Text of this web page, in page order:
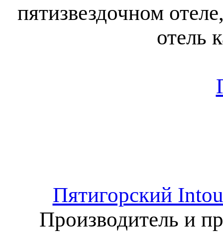
пятизвездочном
отель
Пятигорский
Производитель и